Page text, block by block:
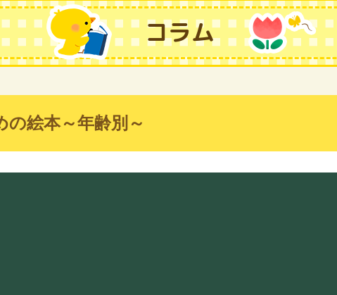
コラム
絵本～年齢別～